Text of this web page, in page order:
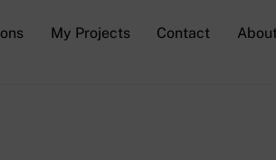
My Projects Contact